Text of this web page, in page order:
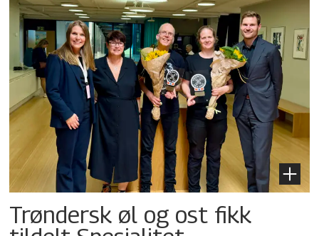
Trøndersk øl og ost fikk